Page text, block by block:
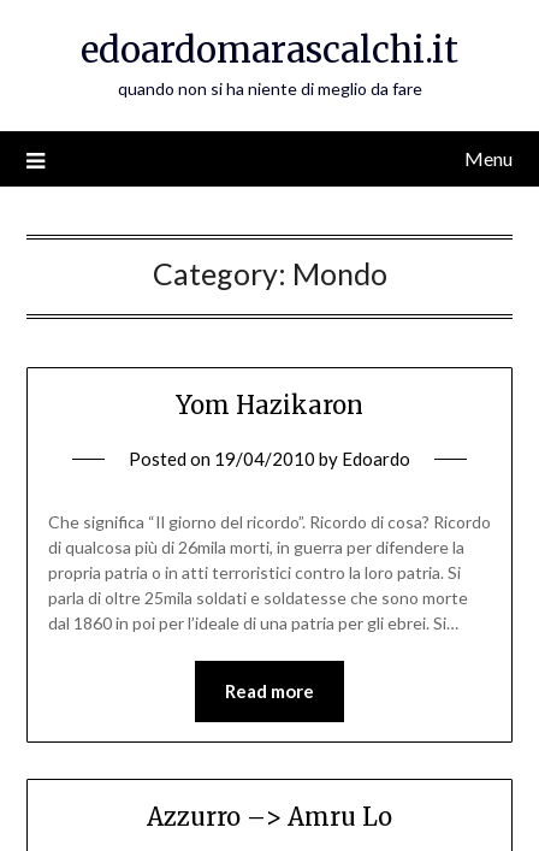
edoardomarascalchi.it
quando non si ha niente di meglio da fare
Menu
Category: Mondo
Yom Hazikaron
Posted on 19/04/2010 by Edoardo
Che significa “Il giorno del ricordo”. Ricordo di cosa? Ricordo
di qualcosa più di 26mila morti, in guerra per difendere la
propria patria o in atti terroristici contro la loro patria. Si
parla di oltre 25mila soldati e soldatesse che sono morte
dal 1860 in poi per l’ideale di una patria per gli ebrei. Si…
Read more
Azzurro –> Amru Lo